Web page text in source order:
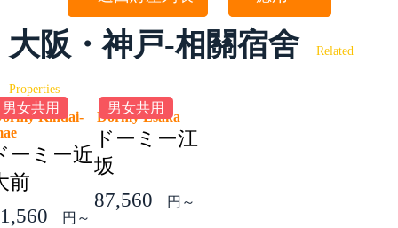
大阪・神戸-相關宿舍 Related
Properties
男女共用
Kindai-
ーミー近
前
円～
男女共用
Dormy Esaka
ドーミー江
坂
87,560
円～